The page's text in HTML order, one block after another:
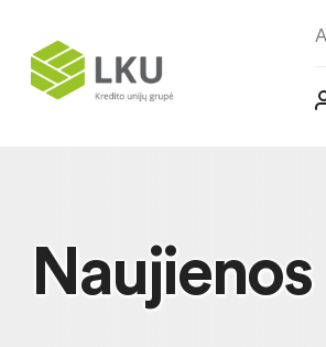
Naujienos